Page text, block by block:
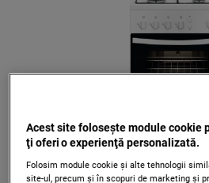
Atinge pentru
Acest site folosește module cookie
ţi oferi o experienţă personalizată.
Folosim module cookie și alte tehnologii
site-ul, precum și în scopuri de marketing și